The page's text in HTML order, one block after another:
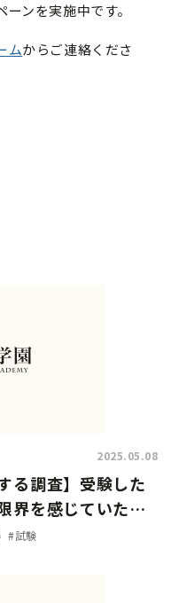
ンを実施中です。
ムからご連絡くださ
2025.05.08
る調査】受験した
界を感じていた…
？
#試験